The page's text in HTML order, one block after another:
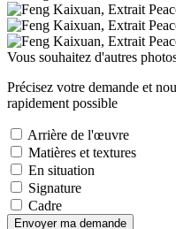
Vous souhaitez d'autres
Précisez votre demande et
rapidement possible
Arrière de l'œuvre
Matières et textures
En situation
Signature
Cadre
Envoyer ma demande